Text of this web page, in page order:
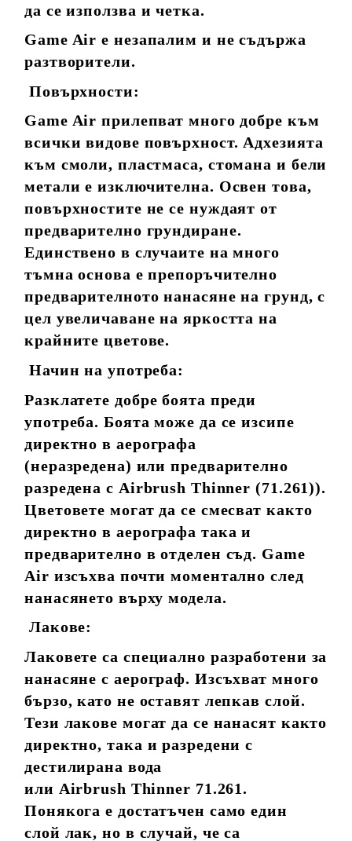
да се използва и четка.
Game Air е незапалим и не съдържа
разтворители.
Повърхности:
Game Air прилепват много добре към
всички видове повърхност. Адхезията
към смоли, пластмаса, стомана и бели
метали е изключителна. Освен това,
повърхностите не се нуждаят от
предварително грундиране.
Единствено в случаите на много
тъмна основа е препоръчително
предварителното нанасяне на грунд, с
цел увеличаване на яркостта на
крайните цветове.
Начин на употреба:
Разклатете добре боята преди
употреба. Боята може да се изсипе
директно в аерографа
(неразредена) или предварително
разредена с Airbrush Thinner (71.261)).
Цветовете могат да се смесват както
директно в аерографа така и
предварително в отделен съд. Game
Air изсъхва почти моментално след
нанасянето върху модела.
Лакове:
Лаковете са специално разработени за
нанасяне с аерограф. Изсъхват много
бързо, като не оставят лепкав слой.
Тези лакове могат да се нанасят както
директно, така и разредени с
дестилирана вода
или Airbrush Thinner 71.261.
Понякога е достатъчен само един
слой лак, но в случай, че са